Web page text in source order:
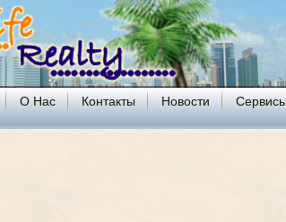
О Нас Контакты Новости